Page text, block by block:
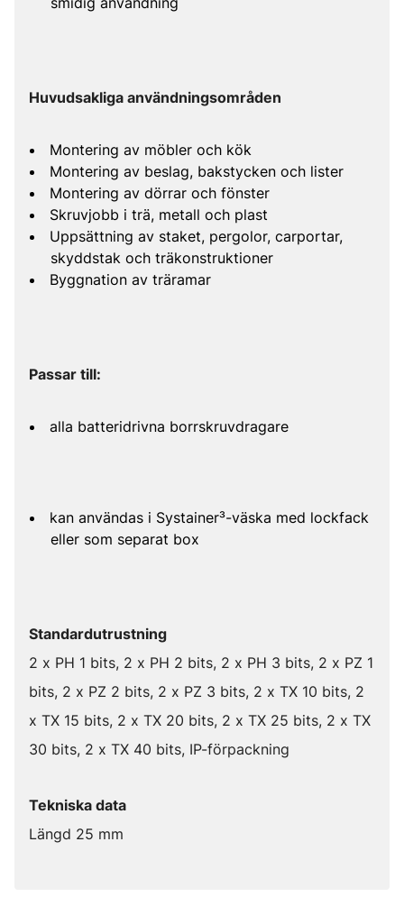
Huvudsakliga användningsområden
Montering av möbler och kök
Montering av beslag, bakstycken och lister
Montering av dörrar och fönster
Skruvjobb i trä, metall och plast
Uppsättning av staket, pergolor, carportar,
skyddstak och träkonstruktioner
Byggnation av träramar
Passar till:
alla batteridrivna borrskruvdragare
kan användas i Systainer³-väska med lockfack
eller som separat box
Standardutrustning
2 x PH 1 bits, 2 x PH 2 bits, 2 x PH 3 bits, 2 x PZ 1
bits, 2 x PZ 2 bits, 2 x PZ 3 bits, 2 x TX 10 bits, 2
x TX 15 bits, 2 x TX 20 bits, 2 x TX 25 bits, 2 x TX
30 bits, 2 x TX 40 bits, IP-förpackning
Tekniska data
Längd 25 mm